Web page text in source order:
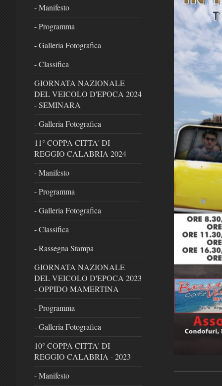
- Manifesto
- Programma
- Galleria Fotografica
- Classifica
GIORNATA NAZIONALE
DEL VEICOLO D'EPOCA 2024
- SEMINARA
- Galleria Fotografica
11° COPPA CITTA' DI
REGGIO CALABRIA 2024
- Manifesto
- Programma
- Galleria Fotografica
- Classifica
- Rassegna Stampa
GIORNATA NAZIONALE
DEL VEICOLO D'EPOCA 2023
- OPPIDO MAMERTINA
- Programma
- Galleria Fotografica
10° COPPA CITTA' DI
REGGIO CALABRIA - 2023
- Manifesto